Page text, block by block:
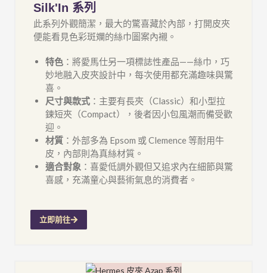
Silk'In 系列
此系列外觀簡潔，最大的驚喜藏於內部，打開皮夾
便能看見色彩斑斕的絲巾圖案內襯。
特色 ：將愛馬仕另一項標誌性產品——絲巾，巧
妙地融入皮夾設計中，每次使用都充滿趣味與驚
喜。
尺寸與款式 ：主要有長夾（Classic）和小型拉
鍊短夾（Compact），後者因小包風潮而備受歡
迎。
材質 ：外部多為 Epsom 或 Clemence 等耐用牛
皮，內部則為真絲材質。
適合對象 ：喜愛低調外觀但又追求內在細節與驚
喜感，充滿童心與藝術氣息的消費者。
立即前往